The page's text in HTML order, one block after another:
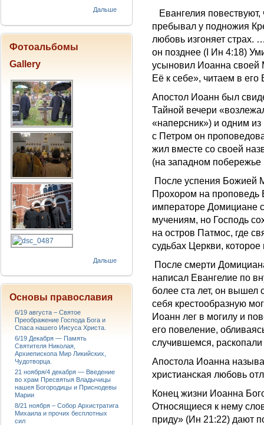
Евангелия
пребывал у подножия
любовь изгоняет
он позднее (I Ин 4:18)
усыновил Иоанна своей
Её к себе», читаем в
Апостол Иоанн был
Тайной вечери
«наперсник») и одним
с Петром он
жил вместе со своей
(на западном
После успения Божией
Прохором на проповедь
императоре Домициане
мучениям, но Господь
на остров Патмос, где
судьбах Церкви,
После смерти
написал Евангелие по
более ста лет, он вышел
себя крестообразную
Иоанн лег в могилу и
его повеление,
случившемся, раскопали
Апостола Иоанна
христианская любовь
Конец жизни Иоанна
Относящиеся к нему
приду» (Ин 21:22) дают
Дальше
Фотоальбомы
Gallery
Дальше
Основы православия
6/19 августа – Святое
Преображение Господа Бога и
Спаса нашего Иисуса Христа.
6/19 Декабря — Память
Святителя Николая,
Архиепископа Мир Ликийских,
Чудотворца.
21 ноября/4 декабря — Введение
во храм Пресвятыя Владычицы
нашея Богородицы и Приснодевы
Марии
8/21 ноября – Собор Архистратига
Михаила и прочих бесплотных
сил